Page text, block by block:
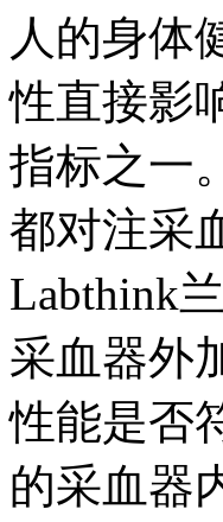
人的身体
性直接影
指标之一
都对注采
Labthink
采血器外
性能是否
的采血器